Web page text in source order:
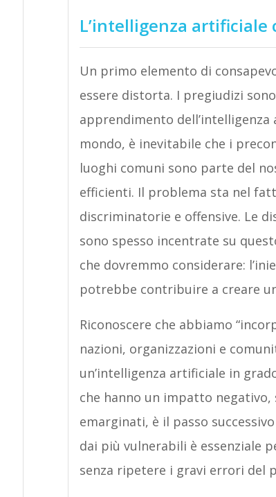
L’intelligenza
Un primo elemento di
essere distorta. I pregiudizi
apprendimento
mondo, è inevitabile che i
luoghi comuni sono parte del
efficienti. Il problema sta nel
discriminatorie e offensive. Le
sono spesso incentrate su
che dovremmo considerare:
potrebbe contribuire a creare
Riconoscere che abbiamo
nazioni, organizzazioni e
un’intelligenza artificiale in
che hanno un impatto
emarginati, è il passo
dai più vulnerabili è essenziale
senza ripetere i gravi errori del